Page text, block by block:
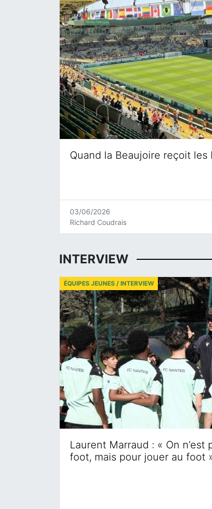
Quand la Beaujoire reçoit les
03/06/2026
Richard Coudrais
INTERVIEW
Laurent Marraud : « On n’est
foot, mais pour jouer au foot
ÉQUIPES JEUNES / INTERVIEW